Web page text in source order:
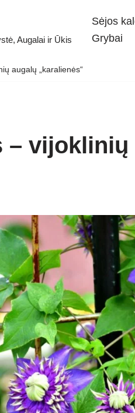
Augalai ir Ūkis
Sėjos
Grybai
augalų „karalienės“
–